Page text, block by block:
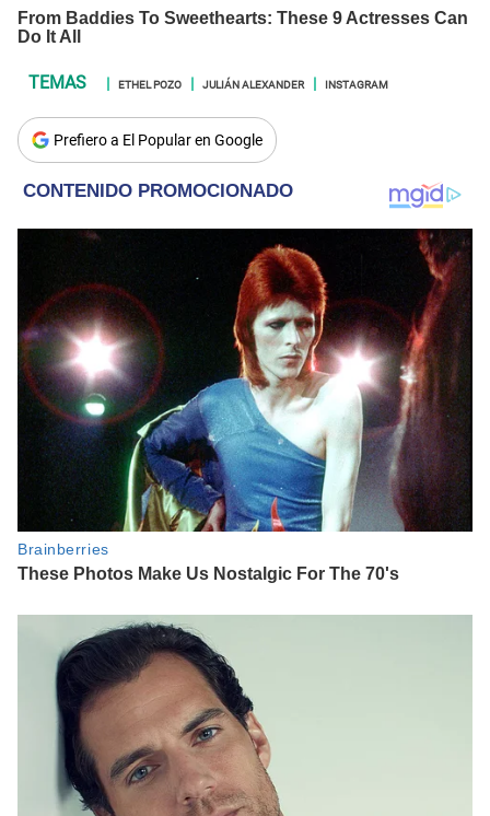
ETHEL POZO JULIÁN ALEXANDER INSTAGRAM
Prefiero a El Popular en Google